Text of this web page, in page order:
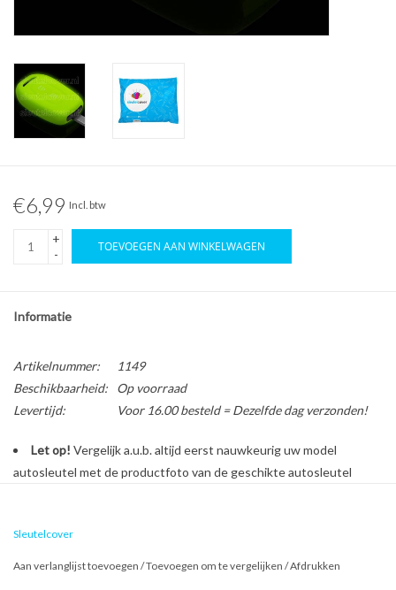
€6,99 Incl. btw
+
-
TOEVOEGEN AAN WINKELWAGEN
Informatie
Artikelnummer:
1149
Beschikbaarheid:
Op voorraad
Levertijd:
Voor 16.00 besteld = Dezelfde dag verzonden!
Let op! Vergelijk a.u.b. altijd eerst nauwkeurig uw model
autosleutel met de productfoto van de geschikte autosleutel
Sleutelcover
Aan verlanglijst toevoegen /Toevoegen om te vergelijken /Afdrukken